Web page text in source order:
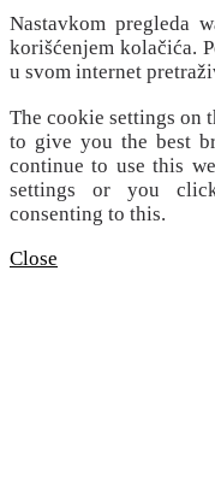
Nastavkom pregleda
korišćenjem kolačića.
u svom internet
The cookie settings on
to give you the best
continue to use this
settings or you
consenting to this.
Close